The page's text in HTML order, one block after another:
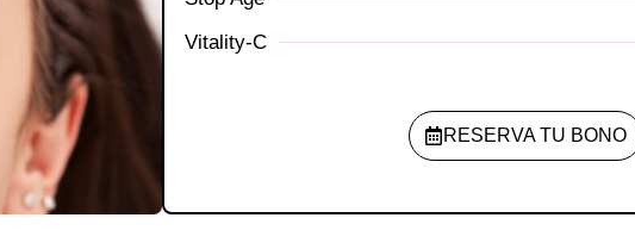
Vitality-C
RESERVA TU BONO